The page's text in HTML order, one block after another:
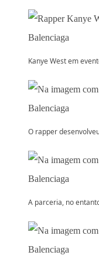
Kanye West em
O rapper
A parceria, no